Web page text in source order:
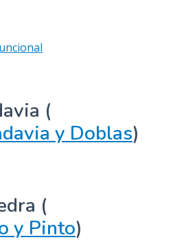
(
y Doblas)
(
y Pinto)